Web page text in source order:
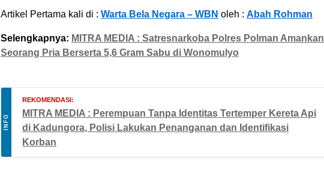
Artikel Pertama kali di : Warta Bela Negara – WBN oleh : Abah Rohman
Selengkapnya: MITRA MEDIA : Satresnarkoba Polres Polman Amankan
Seorang Pria Berserta 5,6 Gram Sabu di Wonomulyo
INFO
REKOMENDASI:
MITRA MEDIA : Perempuan Tanpa Identitas Tertemper Kereta Api
di Kadungora, Polisi Lakukan Penanganan dan Identifikasi
Korban